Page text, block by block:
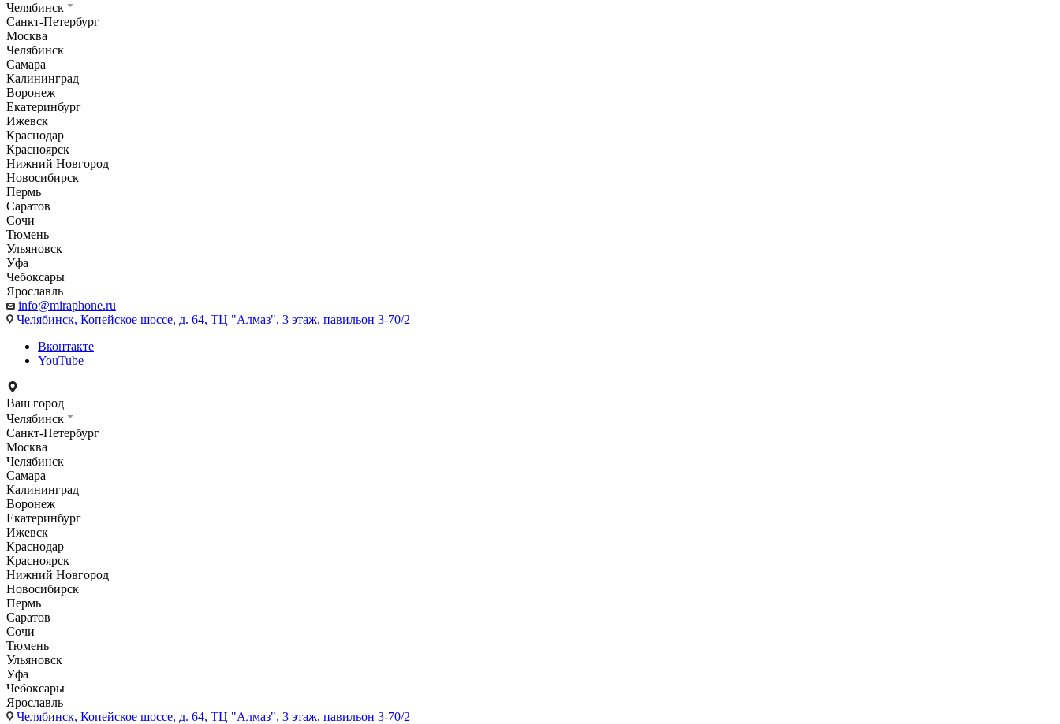
Челябинск
Санкт-Петербург
Москва
Челябинск
Самара
Калининград
Воронеж
Екатеринбург
Ижевск
Краснодар
Красноярск
Нижний Новгород
Новосибирск
Пермь
Саратов
Сочи
Тюмень
Ульяновск
Уфа
Чебоксары
Ярославль
info@miraphone.ru
Челябинск, Копейское шоссе, д. 64, ТЦ "Алмаз", 3 этаж, павильон 3-70/2
Вконтакте
YouTube
Ваш город
Челябинск
Санкт-Петербург
Москва
Челябинск
Самара
Калининград
Воронеж
Екатеринбург
Ижевск
Краснодар
Красноярск
Нижний Новгород
Новосибирск
Пермь
Саратов
Сочи
Тюмень
Ульяновск
Уфа
Чебоксары
Ярославль
Челябинск, Копейское шоссе, д. 64, ТЦ "Алмаз", 3 этаж, павильон 3-70/2